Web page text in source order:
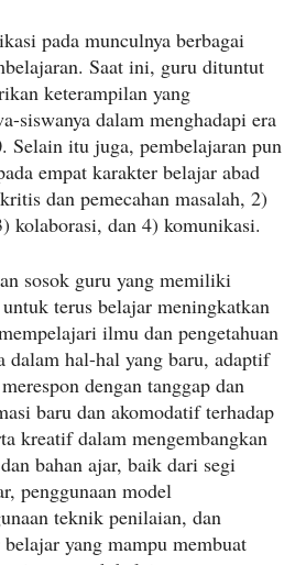
pada munculnya berbagai
Saat ini, guru dituntut
keterampilan yang
siswanya dalam menghadapi era
Selain itu juga, pembelajaran pun
empat karakter belajar abad
dan pemecahan masalah, 2)
kolaborasi, dan 4) komunikasi.
sosok guru yang memiliki
terus belajar meningkatkan
ilmu dan pengetahuan
dalam hal-hal yang baru, adaptif
dengan tanggap dan
baru dan akomodatif terhadap
kreatif dalam mengembangkan
bahan ajar, baik dari segi
penggunaan model
teknik penilaian, dan
yang mampu membuat